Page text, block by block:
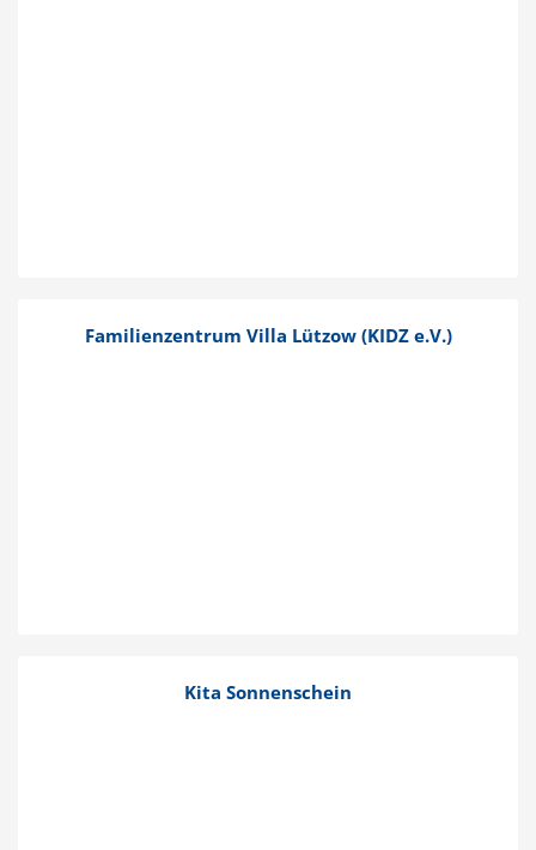
Famili­en­zentrum Villa Lützow (KIDZ e.V.)
Kita Sonnen­schein